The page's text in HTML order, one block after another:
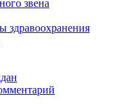
звена
здравоохранения